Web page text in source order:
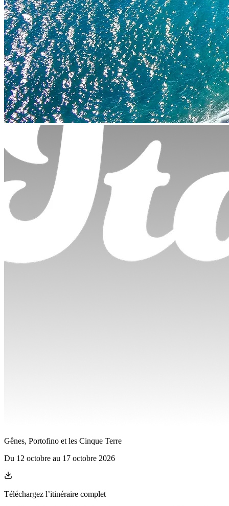
Gênes, Portofino et les Cinque Terre
Du 12 octobre au 17 octobre 2026
Téléchargez l’itinéraire complet